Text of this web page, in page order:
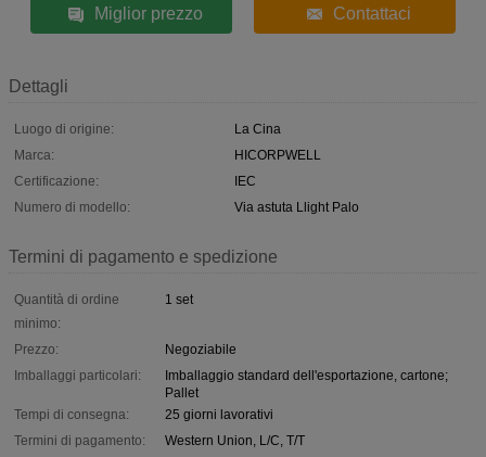
Miglior prezzo Contattaci
Dettagli
Luogo di origine:
La Cina
Marca:
HICORPWELL
Certificazione:
IEC
Numero di modello:
Via astuta Llight Palo
Termini di pagamento e spedizione
Quantità di ordine
minimo:
1 set
Prezzo:
Negoziabile
Imballaggi particolari:
Imballaggio standard dell'esportazione, cartone;
Pallet
Tempi di consegna:
25 giorni lavorativi
Termini di pagamento:
Western Union, L/C, T/T